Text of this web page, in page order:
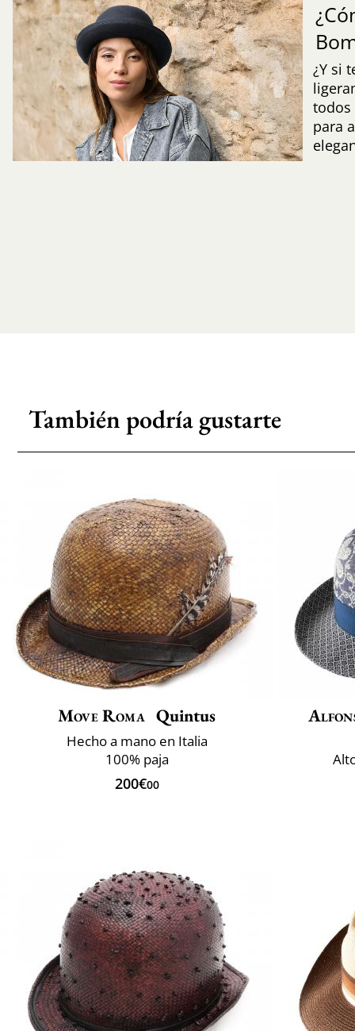
¿Y si
todos
para
También podría gustarte
Move Roma Quintus
Hecho a mano en Italia
100% paja
200€00